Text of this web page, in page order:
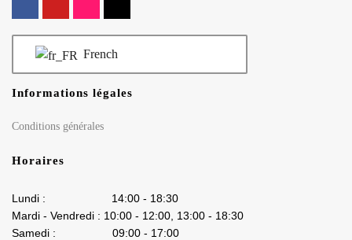
French
Informations légales
Conditions générales
Horaires
Lundi : 14:00 - 18:30
Mardi - Vendredi : 10:00 - 12:00, 13:00 - 18:30
Samedi : 09:00 - 17:00